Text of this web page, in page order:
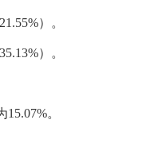
）。
）。
。